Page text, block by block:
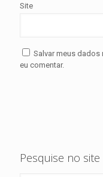
Site
Salvar meus dados
eu comentar.
Pesquise no site